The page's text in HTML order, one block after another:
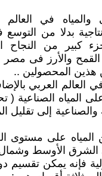
والمياه في العالم
بدلا من
جزء كبير من
والأرز فى مصر
هذين المحصولين ..
العربي
المياه الصناعية (
إلى تقليل
المياه على مستوى
فإنه يمكن تقسيم